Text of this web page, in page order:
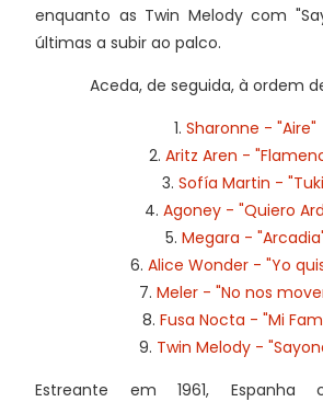
enquanto as Twin Melody com
últimas a subir ao palco.
Aceda, de seguida, à ordem
1. Sharonne - "Aire"
2. Aritz Aren -
3. Sofía Martin -
4. Agoney - "Quiero
5. Megara -
6. Alice Wonder - "Yo
7. Meler - "No nos
8. Fusa Nocta - "Mi
9. Twin Melody -
Estreante em 1961,